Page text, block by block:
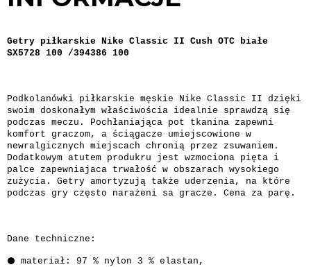
Getry piłkarskie Nike Classic II Cush OTC białe
SX5728 100 /394386 100
Podkolanówki piłkarskie męskie Nike Classic II dzięki
swoim doskonałym właściwościa idealnie sprawdzą się
podczas meczu. Pochłaniająca pot tkanina zapewni
komfort graczom, a ściągacze umiejscowione w
newralgicznych miejscach chronią przez zsuwaniem.
Dodatkowym atutem produkru jest wzmociona pięta i
palce zapewniajaca trwałość w obszarach wysokiego
zużycia. Getry amortyzują także uderzenia, na które
podczas gry często narażeni sa gracze. Cena za parę.
Dane techniczne:
materiał: 97 % nylon 3 % elastan,